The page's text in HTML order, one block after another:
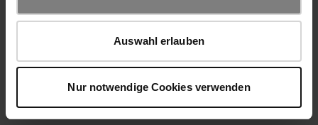
Auswahl erlauben
Nur notwendige Cookies verwenden